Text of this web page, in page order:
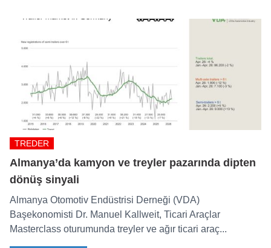
TREDER
Almanya’da kamyon ve treyler pazarında dipten
dönüş sinyali
Almanya Otomotiv Endüstrisi Derneği (VDA)
Başekonomisti Dr. Manuel Kallweit, Ticari Araçlar
Masterclass oturumunda treyler ve ağır ticari araç...